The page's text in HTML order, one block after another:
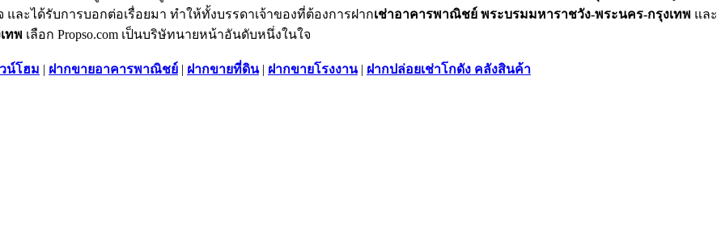
ะได้รับการบอกต่อเรื่อยมา ทำให้ทั้งบรรดาเจ้าของที่ต้องการฝากเช่าอาคารพาณิชย์ พระบรมมหาราชวัง-พระนคร-กรุงเทพ และ
ทพ เลือก Propso.com เป็นบริษัทนายหน้าอันดับหนึ่งในใจ
น์โฮม | ฝากขายอาคารพาณิชย์ | ฝากขายที่ดิน| ฝากขายโรงงาน| ฝากปล่อยเช่าโกดัง คลังสินค้า